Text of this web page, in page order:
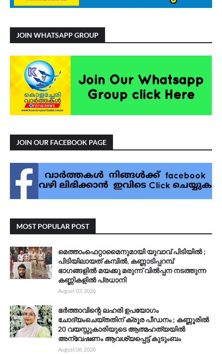
JOIN WHATSAPP GROUP
JOIN OUR FACEBOOK PAGE
MOST POPULAR POST
മെത്താംഫെറ്റാമൈനുമായി യുവാവ് പിടിയിൽ ;
പിടിയിലായത് കമ്പിൽ, കണ്ണാടിപ്പറമ്പ്
ഭാഗങ്ങളിൽ മയക്കു മരുന്ന് വിൽപ്പന നടത്തുന്ന
കണ്ണികളിൽ പ്രധാനി
August 03, 2026
ഭർത്താവിന്റെ ലഹരി ഉപയോഗം
ചോദ്യംചെയ്തതിന് ക്രൂര പീഡനം ; കണ്ണൂരിൽ
20 വയസ്സുകാരിയുടെ ആത്മഹത്യയിൽ
അന്വേഷണം ആവശ്യപ്പെട്ട് കുടുംബം
August 06, 2026